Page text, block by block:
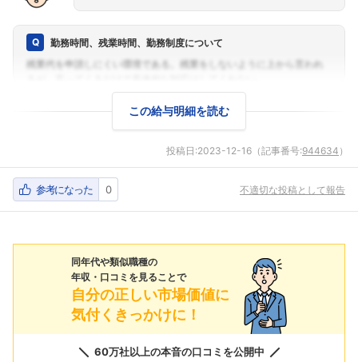
勤務時間、残業時間、勤務制度について
この給与明細を読む
投稿日:2023-12-16 （記事番号:944634 ）
参考になった 0 不適切な投稿として報告
同年代や類似職種の
年収・口コミを見ることで
自分の正しい市場価値に
気付くきっかけに！
60万社以上の本音の口コミを公開中